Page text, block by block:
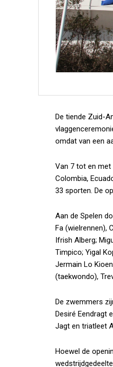
De tiende Zuid-
omdat van een
Van 7 tot en met
Colombia,
33 sporten. De
Aan de Spelen
Fa (wielrennen),
Ifrish Alberg;
Timpico; Yigal
Jermain Lo
(taekwondo),
De zwemmers
Desiré Eendragt
Jagt en triatleet
Hoewel de